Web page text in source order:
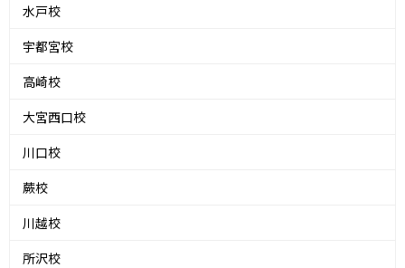
水戸校
宇都宮校
高崎校
大宮西口校
川口校
蕨校
川越校
所沢校